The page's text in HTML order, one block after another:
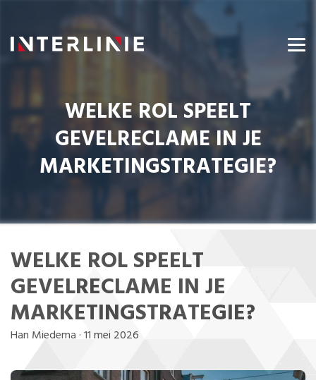
WELKE ROL SPEELT
GEVELRECLAME IN JE
MARKETINGSTRATEGIE?
WELKE ROL SPEELT
GEVELRECLAME IN JE
MARKETINGSTRATEGIE?
Han Miedema ·11 mei 2026